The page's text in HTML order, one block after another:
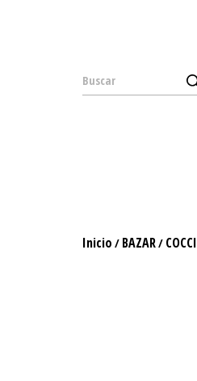
Inicio / BAZAR/